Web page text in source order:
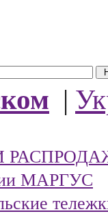
|
МАРГУС